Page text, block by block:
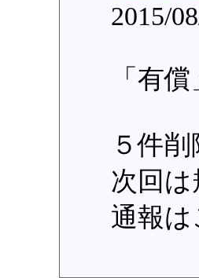
2015/
「有
５件
次回
通報